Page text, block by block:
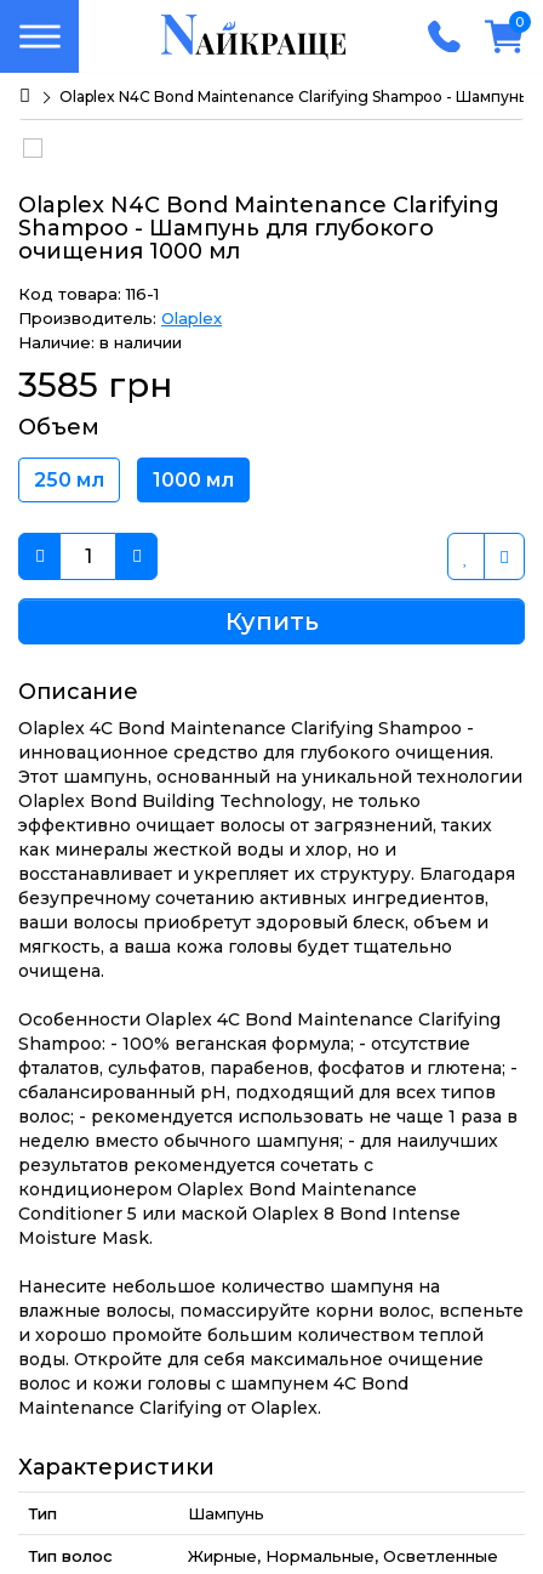
0
Olaplex N4C Bond Maintenance Clarifying Shampoo - Шампунь
Olaplex N4C Bond Maintenance Clarifying
Shampoo - Шампунь для глубокого
очищения 1000 мл
Код товара: 116-1
Производитель: Olaplex
Наличие: в наличии
3585 грн
Объем
250 мл 1000 мл
Купить
Описание
Olaplex 4C Bond Maintenance Clarifying Shampoo -
инновационное средство для глубокого очищения.
Этот шампунь, основанный на уникальной технологии
Olaplex Bond Building Technology, не только
эффективно очищает волосы от загрязнений, таких
как минералы жесткой воды и хлор, но и
восстанавливает и укрепляет их структуру. Благодаря
безупречному сочетанию активных ингредиентов,
ваши волосы приобретут здоровый блеск, объем и
мягкость, а ваша кожа головы будет тщательно
очищена.
Особенности Olaplex 4C Bond Maintenance Clarifying
Shampoo: - 100% веганская формула; - отсутствие
фталатов, сульфатов, парабенов, фосфатов и глютена; -
сбалансированный pH, подходящий для всех типов
волос; - рекомендуется использовать не чаще 1 раза в
неделю вместо обычного шампуня; - для наилучших
результатов рекомендуется сочетать с
кондиционером Olaplex Bond Maintenance
Conditioner 5 или маской Olaplex 8 Bond Intense
Moisture Mask.
Нанесите небольшое количество шампуня на
влажные волосы, помассируйте корни волос, вспеньте
и хорошо промойте большим количеством теплой
воды. Откройте для себя максимальное очищение
волос и кожи головы с шампунем 4C Bond
Maintenance Clarifying от Olaplex.
Характеристики
Тип Шампунь
Тип волос Жирные, Нормальные, Осветленные